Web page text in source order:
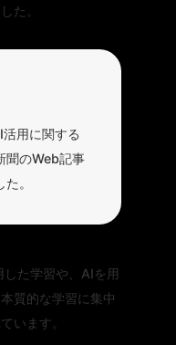
た。
用に関する
聞のWeb記事
。
た学習や、AIを用
質的な学習に集中
います。